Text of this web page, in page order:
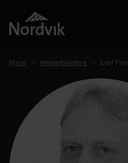
Hjem Medarbeidere Leif